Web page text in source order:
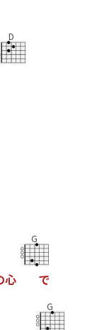
D
心
G
で
G